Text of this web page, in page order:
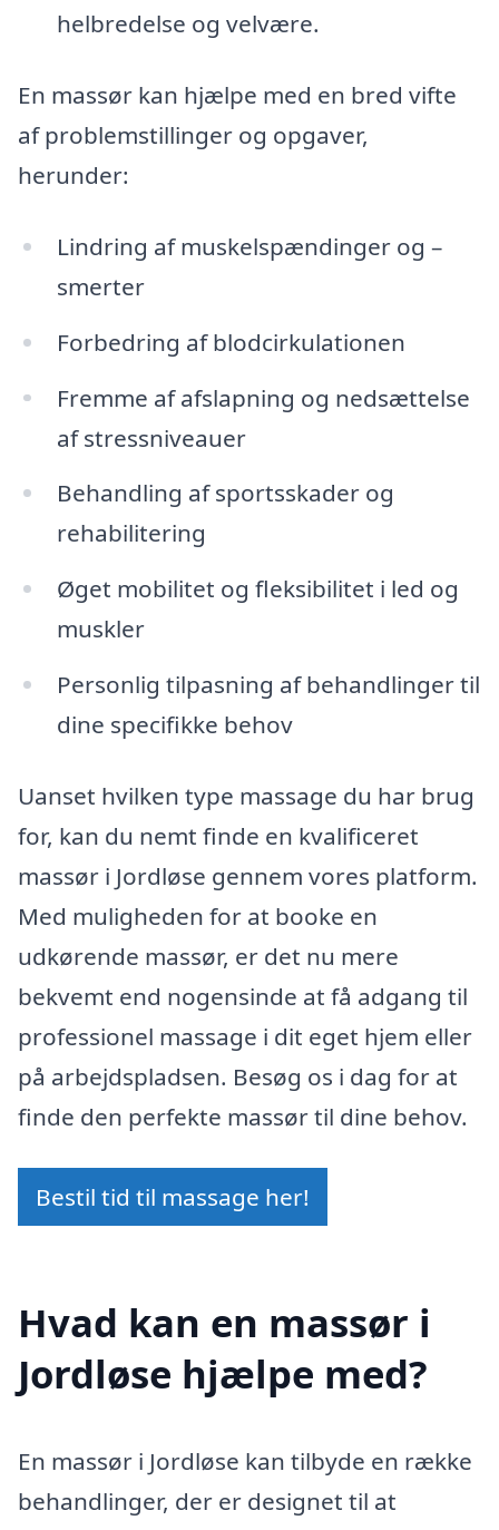
helbredelse og velvære.
En massør kan hjælpe med en bred vifte
af problemstillinger og opgaver,
herunder:
Lindring af muskelspændinger og –
smerter
Forbedring af blodcirkulationen
Fremme af afslapning og nedsættelse
af stressniveauer
Behandling af sportsskader og
rehabilitering
Øget mobilitet og fleksibilitet i led og
muskler
Personlig tilpasning af behandlinger til
dine specifikke behov
Uanset hvilken type massage du har brug
for, kan du nemt finde en kvalificeret
massør i Jordløse gennem vores platform.
Med muligheden for at booke en
udkørende massør, er det nu mere
bekvemt end nogensinde at få adgang til
professionel massage i dit eget hjem eller
på arbejdspladsen. Besøg os i dag for at
finde den perfekte massør til dine behov.
Bestil tid til massage her!
Hvad kan en massør i
Jordløse hjælpe med?
En massør i Jordløse kan tilbyde en række
behandlinger, der er designet til at